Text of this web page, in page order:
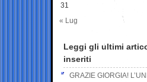
31
« Lug
Leggi gli ultimi
inseriti
GRAZIE GIORGIA!